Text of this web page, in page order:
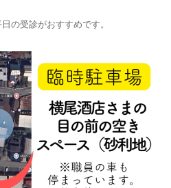
の受診がおすすめです。